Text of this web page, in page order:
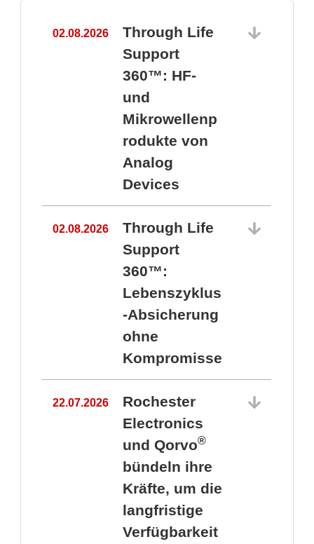
02.08.2026
Through Life
Support
360™: HF-
und
Mikrowellenp
rodukte von
Analog
Devices
02.08.2026
Through Life
Support
360™:
Lebenszyklus
-Absicherung
ohne
Kompromisse
22.07.2026
Rochester
Electronics
und Qorvo®
bündeln ihre
Kräfte, um die
langfristige
Verfügbarkeit